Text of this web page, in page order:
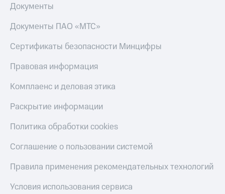
Документы
Документы ПАО «МТС»
Сертификаты безопасности Минцифры
Правовая информация
Комплаенс и деловая этика
Раскрытие информации
Политика обработки cookies
Соглашение о пользовании системой
Правила применения рекомендательных технологий
Условия использования сервиса